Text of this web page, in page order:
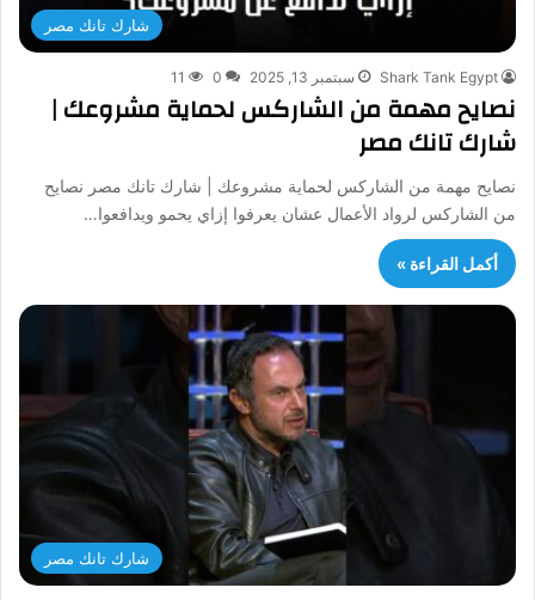
شارك تانك مصر
Shark Tank Egypt سبتمبر 13, 2025 0
11
نصايح مهمة من الشاركس لحماية مشروعك |
شارك تانك مصر
نصايح مهمة من الشاركس لحماية مشروعك | شارك تانك مصر نصايح
من الشاركس لرواد الأعمال عشان يعرفوا إزاي يحمو ويدافعوا…
أكمل القراءة »
شارك تانك مصر